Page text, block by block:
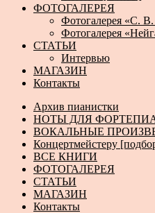
ФОТОГАЛЕРЕЯ
Фотогалерея «С.
Фотогалерея
СТАТЬИ
Интервью
МАГАЗИН
Контакты
Архив пианистки
НОТЫ ДЛЯ
ВОКАЛЬНЫЕ
Концертмейстеру
ВСЕ КНИГИ
ФОТОГАЛЕРЕЯ
СТАТЬИ
МАГАЗИН
Контакты